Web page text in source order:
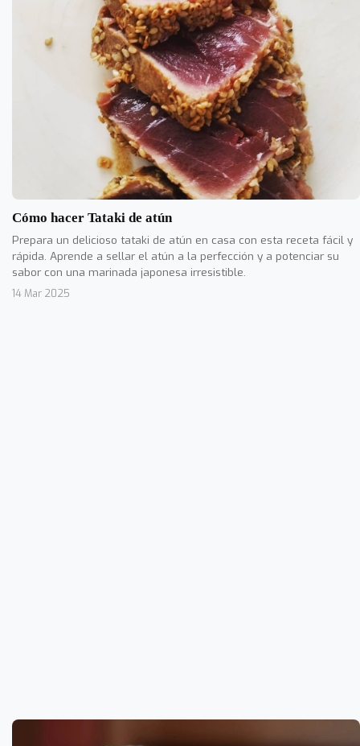
Cómo hacer Tataki de atún
Prepara un delicioso tataki de atún en casa con esta receta fácil y
rápida. Aprende a sellar el atún a la perfección y a potenciar su
sabor con una marinada japonesa irresistible.
14 Mar 2025